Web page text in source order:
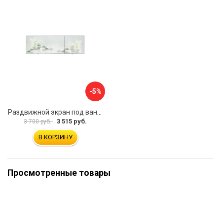
-5%
3 700 руб. 3 515 руб.
В КОРЗИНУ
Просмотренные товары